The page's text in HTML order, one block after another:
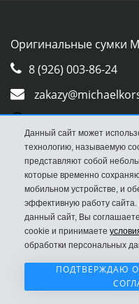
Оригинальные сумки
8 (926) 003-86-24
Whatsapp
Viber
Данный сайт может
технологию, называемую
представляют собой
которые временно
мобильном устройстве, и
эффективную работу
данный сайт, Вы
cookie и принимаете
обработки персональных
ПОДТВЕРЖДАЮ